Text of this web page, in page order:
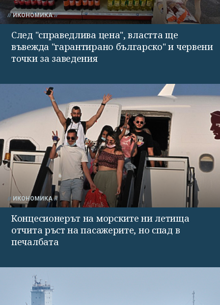
ИКОНОМИКА
След "справедлива цена", властта ще
въвежда "гарантирано българско" и червени
точки за заведения
ИКОНОМИКА
Концесионерът на морските ни летища
отчита ръст на пасажерите, но спад в
печалбата